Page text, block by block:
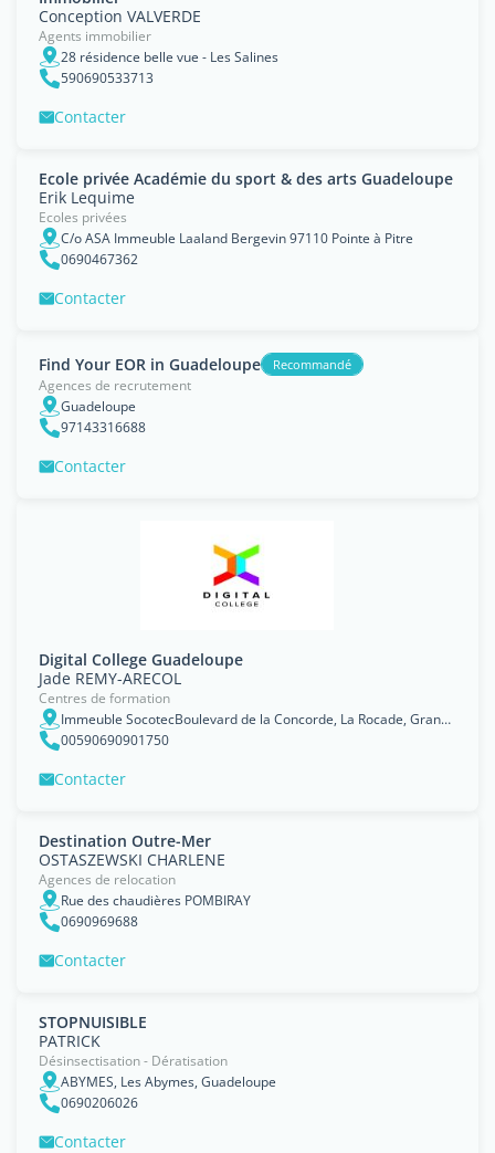
Conception VALVERDE
Agents immobilier
28 résidence belle vue - Les Salines
590690533713
Contacter
Ecole privée Académie du sport & des arts Guadeloupe
Erik Lequime
Ecoles privées
C/o ASA Immeuble Laaland Bergevin 97110 Pointe à Pitre
0690467362
Contacter
Find Your EOR in Guadeloupe Recommandé
Agences de recrutement
Guadeloupe
97143316688
Contacter
Digital College Guadeloupe
Jade REMY-ARECOL
Centres de formation
Immeuble SocotecBoulevard de la Concorde, La Rocade, Grand-Camp, Les Abymes, Guadeloupe
00590690901750
Contacter
Destination Outre-Mer
OSTASZEWSKI CHARLENE
Agences de relocation
Rue des chaudières POMBIRAY
0690969688
Contacter
STOPNUISIBLE
PATRICK
Désinsectisation - Dératisation
ABYMES, Les Abymes, Guadeloupe
0690206026
Contacter